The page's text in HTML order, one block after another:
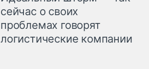
сейчас о своих
проблемах говорят
логистические компании